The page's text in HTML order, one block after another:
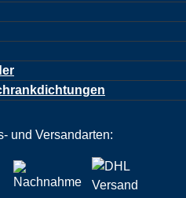
und Versandarten: